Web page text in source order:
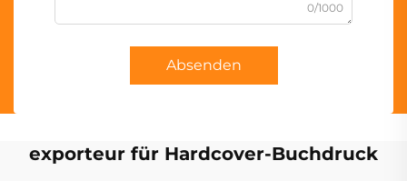
0/1000
Absenden
exporteur für Hardcover-Buchdruck